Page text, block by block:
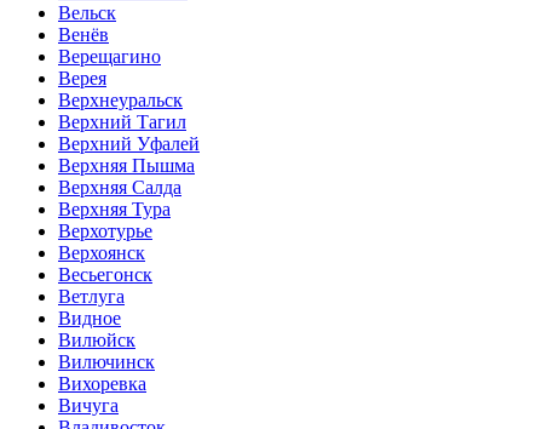
Вельск
Венёв
Верещагино
Верея
Верхнеуральск
Верхний Тагил
Верхний Уфалей
Верхняя Пышма
Верхняя Салда
Верхняя Тура
Верхотурье
Верхоянск
Весьегонск
Ветлуга
Видное
Вилюйск
Вилючинск
Вихоревка
Вичуга